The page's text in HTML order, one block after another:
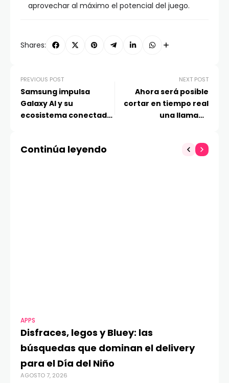
aprovechar al máximo el potencial del juego.
Shares:
PREVIOUS POST
Samsung impulsa
Galaxy AI y su
ecosistema conectado
NEXT POST
Ahora será posible
cortar en tiempo real
una llamada
Continúa leyendo
APPS
Disfraces, legos y Bluey: las
búsquedas que dominan el delivery
para el Día del Niño
AGOSTO 7, 2026